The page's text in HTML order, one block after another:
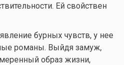
Ей свойствен
бурных чувств, у нее
романы. Выйдя замуж,
образ жизни,